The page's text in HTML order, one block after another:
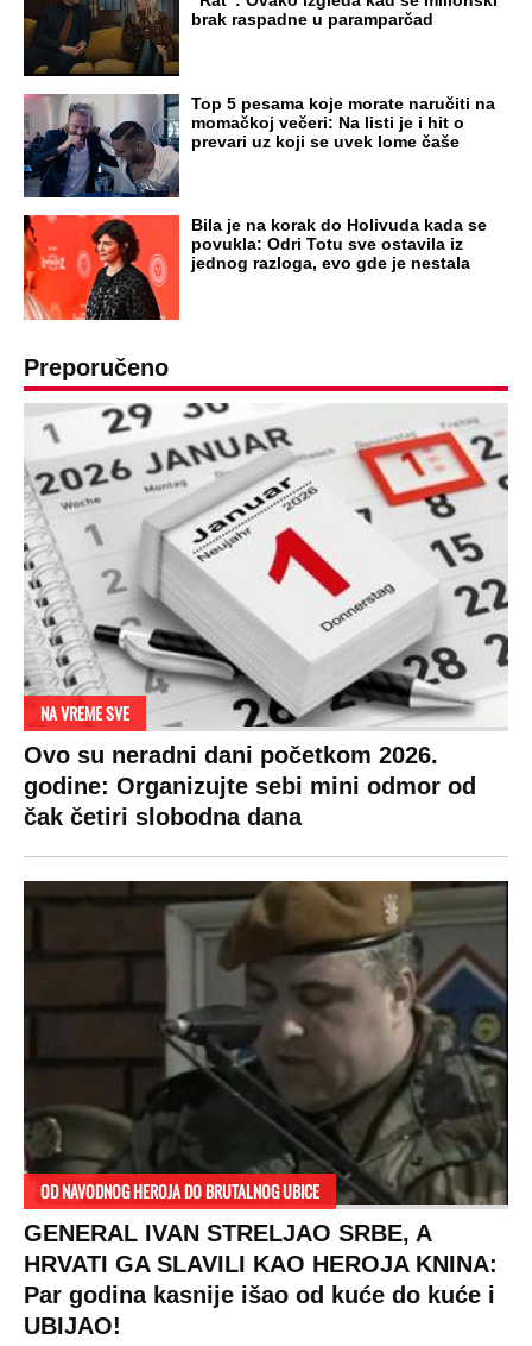
Par godina kasnije išao od kuće do kuće i
UBIJAO!
DRAMA ZBOG LJUBAVNE PRIČE
Zbog svadbe trudne Srpkinje i Albanca
proradio nacionalizam! Popljuvali ih samo
tako: "Ti si svoje srpsko izdala"
RAJ!
Žene u Srbiji su poludele za njima,
ogledaju se, bacaju pare: Ovde bunde
koštaju 100 evra, a neke i 2.000 dinara!